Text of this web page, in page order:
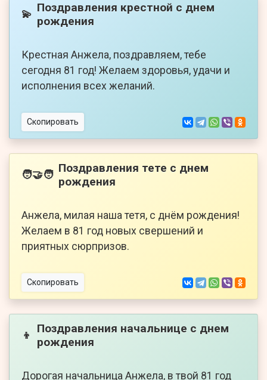
💫 Поздравления крестной с днем
рождения
Крестная Анжела, поздравляем, тебе
сегодня 81 год! Желаем здоровья, удачи и
исполнения всех желаний.
Скопировать
🧑‍🤝‍🧑 Поздравления тете с днем
рождения
Анжела, милая наша тетя, с днём рождения!
Желаем в 81 год новых свершений и
приятных сюрпризов.
Скопировать
👦
Поздравления начальнице с днем
рождения
Дорогая начальница Анжела, в твой 81 год